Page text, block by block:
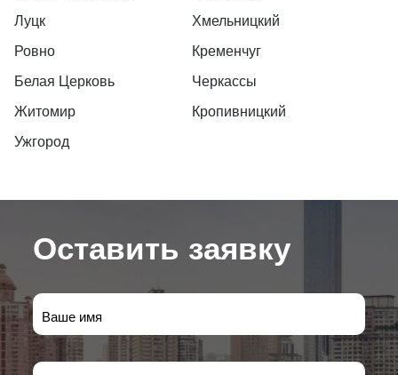
Луцк
Хмельницкий
Ровно
Кременчуг
Белая Церковь
Черкассы
Житомир
Кропивницкий
Ужгород
Оставить заявку
Ваше имя